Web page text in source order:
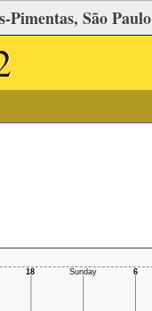
Pimentas, São Paulo